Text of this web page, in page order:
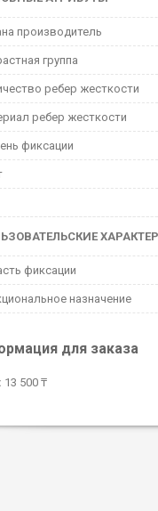
производитель
группа
ребер жесткости
ребер жесткости
фиксации
фиксации
назначение
для заказа
13 500 ₸